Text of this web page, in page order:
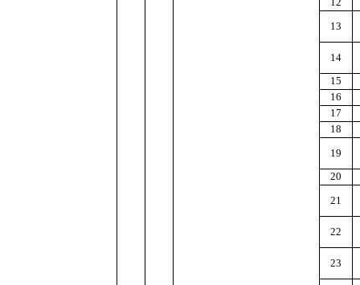
13
14
15
16
17
18
19
20
21
22
23